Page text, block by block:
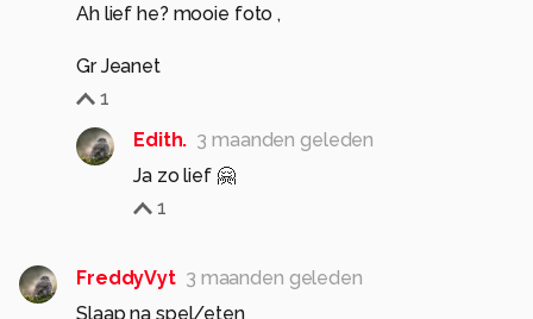
Ah lief he? mooie foto ,
Gr Jeanet
1
Edith. 3 maanden geleden
Ja zo lief 🤗
1
FreddyVyt 3 maanden geleden
Slaap na spel/eten